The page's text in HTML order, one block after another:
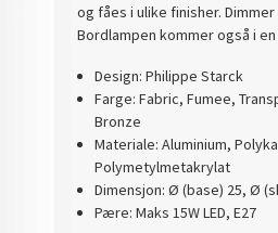
og fåes i ulike finisher.
Bordlampen kommer også i
Design: Philippe Starck
Farge: Fabric, Fumee,
Bronze
Materiale: Aluminium,
Polymetylmetakrylat
Dimensjon: Ø (base) 25, Ø
Pære: Maks 15W LED, E27